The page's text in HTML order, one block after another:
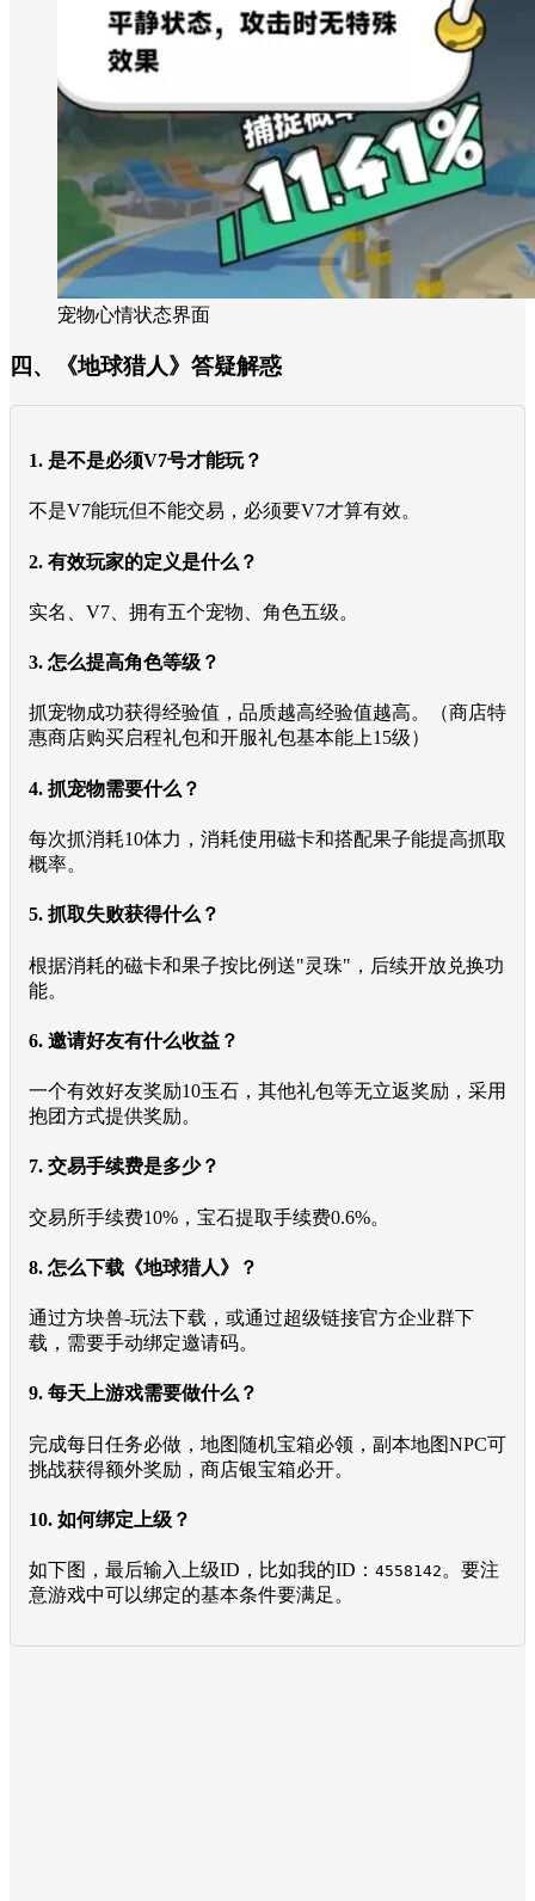
宠物心情状态界面
四、《地球猎人》答疑解惑
1. 是不是必须V7号才能玩？
不是V7能玩但不能交易，必须要V7才算有效。
2. 有效玩家的定义是什么？
实名、V7、拥有五个宠物、角色五级。
3. 怎么提高角色等级？
抓宠物成功获得经验值，品质越高经验值越高。（商店特
惠商店购买启程礼包和开服礼包基本能上15级）
4. 抓宠物需要什么？
每次抓消耗10体力，消耗使用磁卡和搭配果子能提高抓取
概率。
5. 抓取失败获得什么？
根据消耗的磁卡和果子按比例送"灵珠"，后续开放兑换功
能。
6. 邀请好友有什么收益？
一个有效好友奖励10玉石，其他礼包等无立返奖励，采用
抱团方式提供奖励。
7. 交易手续费是多少？
交易所手续费10%，宝石提取手续费0.6%。
8. 怎么下载《地球猎人》？
通过方块兽-玩法下载，或通过超级链接官方企业群下
载，需要手动绑定邀请码。
9. 每天上游戏需要做什么？
完成每日任务必做，地图随机宝箱必领，副本地图NPC可
挑战获得额外奖励，商店银宝箱必开。
10. 如何绑定上级？
如下图，最后输入上级ID，比如我的ID： 4558142 。要注
意游戏中可以绑定的基本条件要满足。